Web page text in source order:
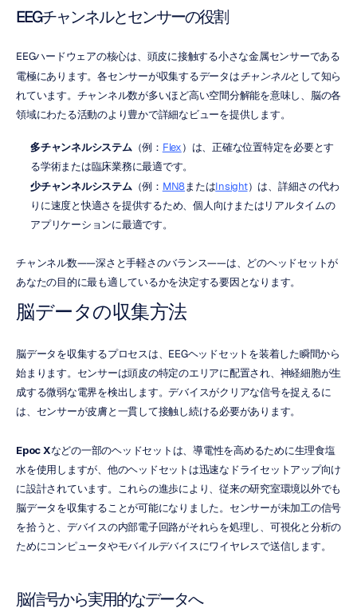
EEGチャンネルとセンサーの役割
EEGハードウェアの核心は、頭皮に接触する小さな金属センサーである
電極にあります。各センサーが収集するデータはチャンネルとして知ら
れています。チャンネル数が多いほど高い空間分解能を意味し、脳の各
領域にわたる活動のより豊かで詳細なビューを提供します。
多チャンネルシステム（例： Flex）は、正確な位置特定を必要とす
る学術または臨床業務に最適です。
少チャンネルシステム（例： MN8またはInsight）は、詳細さの代わ
りに速度と快適さを提供するため、個人向けまたはリアルタイムの
アプリケーションに最適です。
チャンネル数——深さと手軽さのバランス——は、どのヘッドセットが
あなたの目的に最も適しているかを決定する要因となります。
脳データの収集方法
脳データを収集するプロセスは、EEGヘッドセットを装着した瞬間から
始まります。センサーは頭皮の特定のエリアに配置され、神経細胞が生
成する微弱な電界を検出します。デバイスがクリアな信号を捉えるに
は、センサーが皮膚と一貫して接触し続ける必要があります。
Epoc Xなどの一部のヘッドセットは、導電性を高めるために生理食塩
水を使用しますが、他のヘッドセットは迅速なドライセットアップ向け
に設計されています。これらの進歩により、従来の研究室環境以外でも
脳データを収集することが可能になりました。センサーが未加工の信号
を拾うと、デバイスの内部電子回路がそれらを処理し、可視化と分析の
ためにコンピュータやモバイルデバイスにワイヤレスで送信します。
脳信号から実用的なデータへ